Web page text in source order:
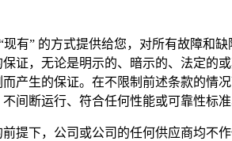
现有” 的方式提供给您，对所有故障和
证，无论是明示的、暗示的、法定的
产生的保证。在不限制前述条款的情
间断运行、符合任何性能或可靠性标
提下，公司或公司的任何供应商均不